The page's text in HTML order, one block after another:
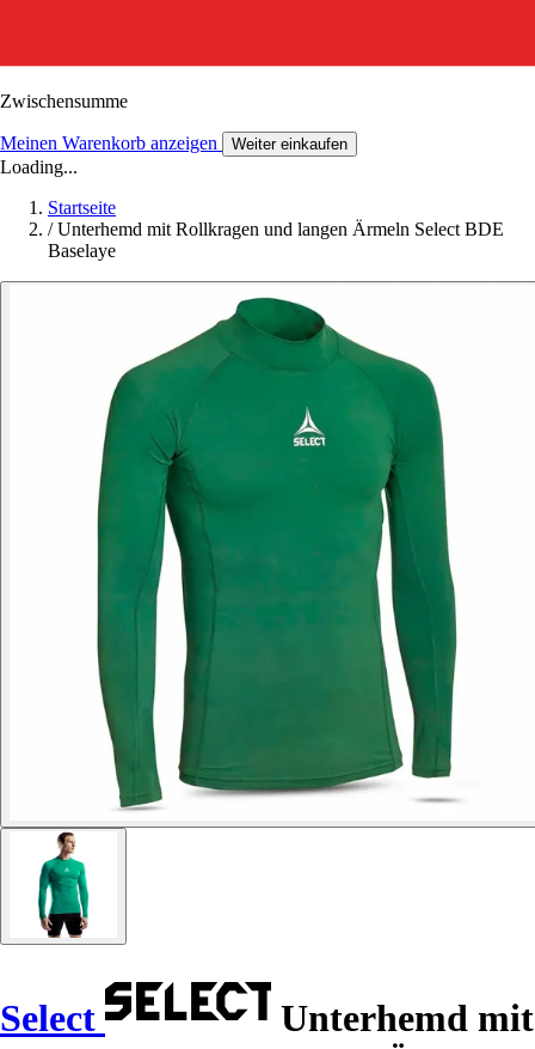
Zwischensumme
Meinen Warenkorb anzeigen Weiter einkaufen
Loading...
Startseite
/ Unterhemd mit Rollkragen und langen Ärmeln Select BDE
Baselaye
Select
Unterhemd mit